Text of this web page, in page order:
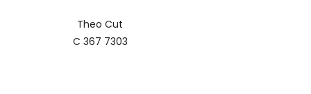
Theo Cut
C 367 7303